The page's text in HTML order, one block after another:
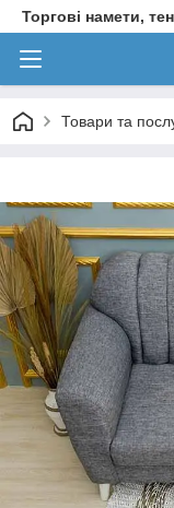
Торгові намети,
Товари та